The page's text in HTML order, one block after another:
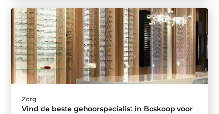
Zorg
Vind de beste gehoorspecialist in Boskoop voor